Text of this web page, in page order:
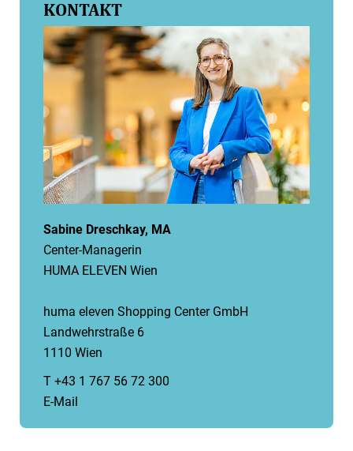
KONTAKT
Sabine Dreschkay, MA
Center-Managerin
HUMA ELEVEN Wien
huma eleven Shopping Center GmbH
Landwehrstraße 6
1110 Wien
T +43 1 767 56 72 300
E-Mail